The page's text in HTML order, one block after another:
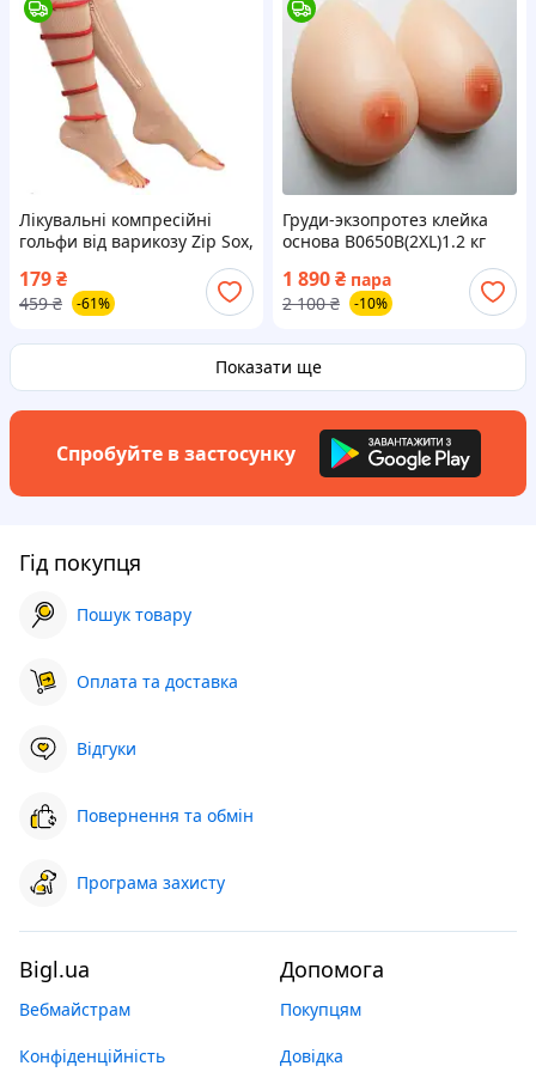
Лікувальні компресійні
гольфи від варикозу Zip Sox,
179₴
459 ₴ -61%
Груди-экзопротез клейка
основа B0650B(2XL)1.2 кг
1 890₴ пара
2 100 ₴ -10%
Показати ще
Спробуйте в застосунку
Гід покупця
Пошук товару
Оплата та доставка
Відгуки
Повернення та обмін
Програма захисту
Bigl.ua
Вебмайстрам
Конфіденційність
Допомога
Покупцям
Довідка